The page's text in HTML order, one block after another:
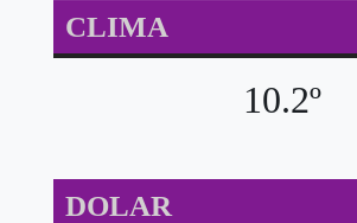
CLIMA
10.2º
DOLAR